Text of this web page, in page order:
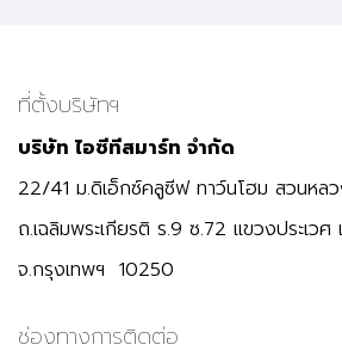
ที่ตั้งบริษัทฯ
บริษัท ไอซีทีสมาร์ท จำกัด
22/41 ม.ดิเอ็กซ์คลูซีฟ ทาว์นโฮม สวนหล
ถ.เฉลิมพระเกียรติ ร.9 ซ.72 แขวงประเวศ
จ.กรุงเทพฯ 10250
ช่องทางการติดต่อ